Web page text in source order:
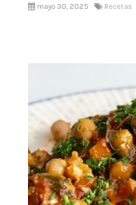
mayo 30, 2025 Recetas